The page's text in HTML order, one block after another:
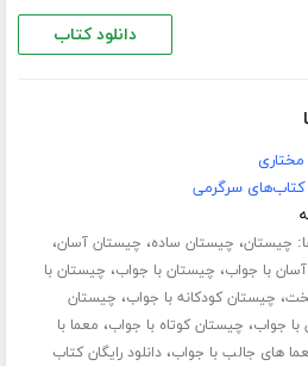
دانلود کتاب
مختاری
کتاب‌های سرگرمی
چیستان، چیستان ساده، چیستان آسان،
با جواب، چیستان با جواب، چیستان با
، چیستان کودکانه با جواب، چیستان
با جواب، چیستان کوتاه با جواب، معما با
های جالب با جواب،دانلود رایگان کتاب